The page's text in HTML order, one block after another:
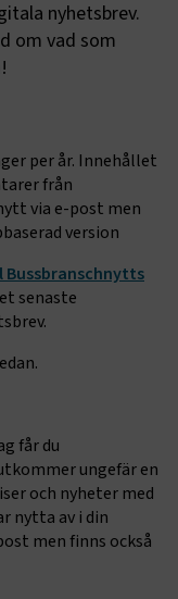
nyhetsbrev.
om vad som
per år. Innehållet
från
via e-post men
version
senaste
får du
ungefär en
och nyheter med
nytta av i din
men finns också